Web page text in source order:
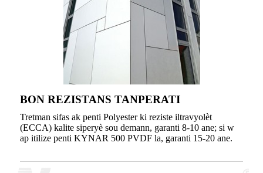
BON REZISTANS TANPERATI
Tretman sifas ak penti Polyester ki reziste iltravyolèt
(ECCA) kalite siperyè sou demann, garanti 8-10 ane; si w
ap itilize penti KYNAR 500 PVDF la, garanti 15-20 ane.